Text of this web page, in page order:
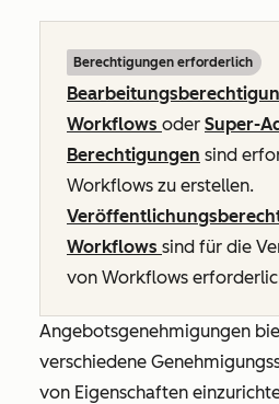
Berechtigungen erforderlich
Workflows oder Super-
Berechtigungen sind
Workflows zu erstellen.
Workflows sind für die
von Workflows
Angebotsgenehmigungen
verschiedene
von Eigenschaften